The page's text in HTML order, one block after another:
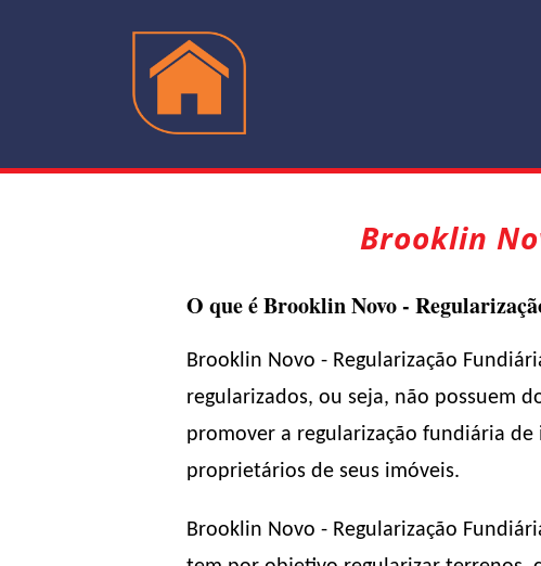
Brooklin
O que é Brooklin Novo -
Brooklin Novo - Regularização
regularizados, ou seja, não possuem
promover a regularização fundiária
proprietários de seus imóveis.
Brooklin Novo - Regularização